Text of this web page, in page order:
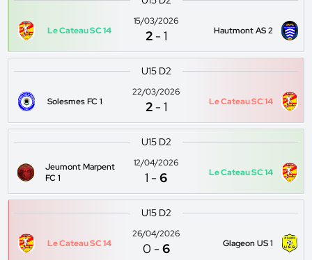
Le Cateau SC 14
15/03/2026
2 -1 Hautmont AS 2
U15 D2
Solesmes FC 1
22/03/2026
2 -1 Le Cateau SC 14
U15 D2
Jeumont Marpent
FC 1
12/04/2026
1 -6 Le Cateau SC 14
U15 D2
Le Cateau SC 14
26/04/2026
0 -6 Glageon US 1